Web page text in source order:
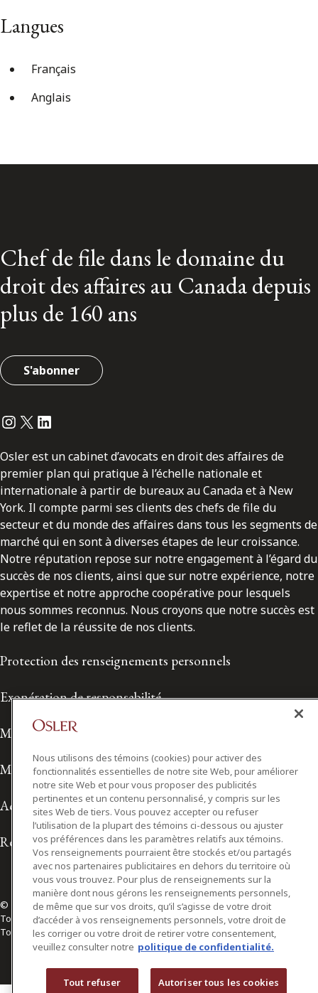
Langues
Français
Anglais
Chef de file dans le domaine du
droit des affaires au Canada depuis
plus de 160 ans
S'abonner
Instagram
Twitter
LinkedIn
Osler est un cabinet d’avocats en droit des affaires de
premier plan qui pratique à l’échelle nationale et
internationale à partir de bureaux au Canada et à New
York. Il compte parmi ses clients des chefs de file du
secteur et du monde des affaires dans tous les segments de
marché qui en sont à diverses étapes de leur croissance.
Notre réputation repose sur notre engagement à l’égard du
succès de nos clients, ainsi que sur notre expérience, notre
expertise et notre approche coopérative pour lesquels
nous sommes reconnus. Nous croyons que notre succès est
le reflet de la réussite de nos clients.
Protection des renseignements personnels
Exonération de responsabilité
Modalités de prestation de services
Modalités d'utilisation
Accessibilité
Relations avec les médias
© 2026 Osler, Hoskin & Harcourt S.E.N.C.R.L./s.r.l.
Tous droits réservés
Toronto | Montréal | Calgary | Vancouver | Ottawa | New York
Nous utilisons des témoins (cookies) pour activer des
fonctionnalités essentielles de notre site Web, pour améliorer
notre site Web et pour vous proposer des publicités
pertinentes et un contenu personnalisé, y compris sur les
sites Web de tiers. Vous pouvez accepter ou refuser
l’utilisation de la plupart des témoins ci-dessous ou ajuster
vos préférences dans les paramètres relatifs aux témoins.
Vos renseignements pourraient être stockés et/ou partagés
avec nos partenaires publicitaires en dehors du territoire où
vous vous trouvez. Pour plus de renseignements sur la
manière dont nous gérons les renseignements personnels,
de même que sur vos droits, qu’il s’agisse de votre droit
d’accéder à vos renseignements personnels, votre droit de
les corriger ou votre droit de retirer votre consentement,
veuillez consulter notre politique de confidentialité.
Tout refuser Autoriser tous les cookies